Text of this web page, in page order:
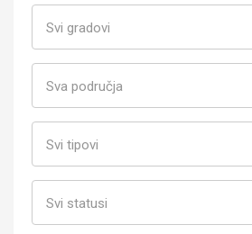
Svi gradovi
Sva područja
Svi tipovi
Svi statusi